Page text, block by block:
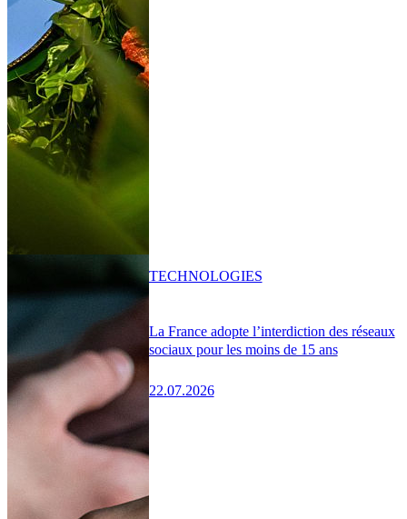
La France adopte l’interdiction des réseaux
sociaux pour les moins de 15 ans
22.07.2026
TECHNOLOGIES